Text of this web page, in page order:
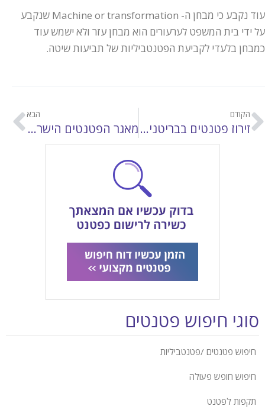
עוד נקבע כי מבחן ה- Machine or transformation שנקבע
על ידי בית המשפט לערעורים הוא מבחן עזר ולא ישמש עוד
כמבחן בלעדי לקביעת הפטנטביליות של תביעות שיטה.
הקודם
זירוז פטנטים בבריטניה על סמך דו"ח חיפוש חיובי של ה- PCT
הבא
מאגר הפטנטים הישראלי
סוגי חיפוש פטנטים
חיפוש פטנטים /פטנטביליות
חיפוש חופש פעולה
תקפות לפטנט